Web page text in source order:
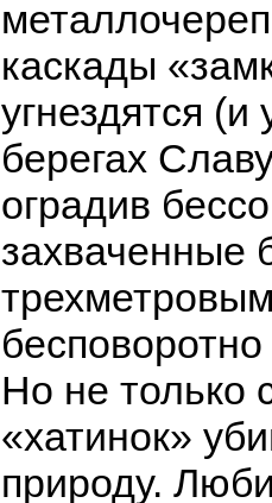
каскады
угнездятся (и
берегах
оградив
захваченные
Но не только
«хатинок»
природу.